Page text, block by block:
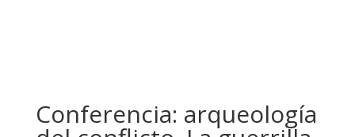
Conferencia: arqueología